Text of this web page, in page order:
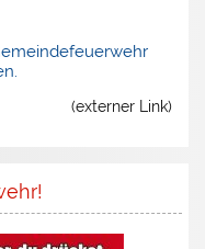
(externer Link)